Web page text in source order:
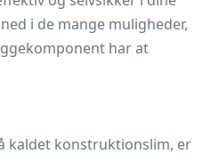
i de mange muligheder,
har at
kaldet konstruktionslim, er